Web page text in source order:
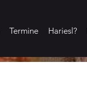
Termine Hariesl?